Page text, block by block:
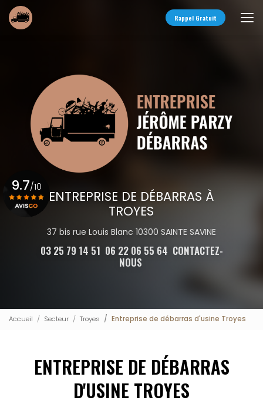
Aller
au
contenu
Rappel Gratuit
ENTREPRISE DE DÉBARRAS À
TROYES
37 bis rue Louis Blanc 10300 SAINTE SAVINE
03 25 79 14 51 06 22 06 55 64 CONTACTEZ-
NOUS
9.7/10
Accueil Secteur Troyes Entreprise de débarras d'usine Troyes
ENTREPRISE DE DÉBARRAS
D'USINE TROYES